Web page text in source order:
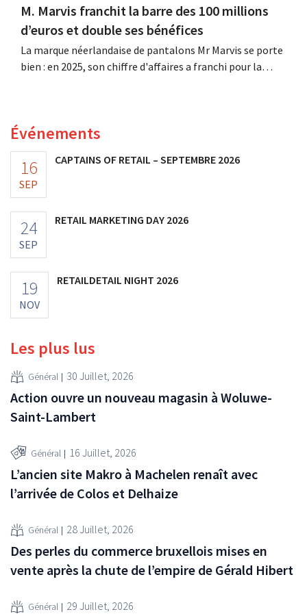
M. Marvis franchit la barre des 100 millions
d’euros et double ses bénéfices
La marque néerlandaise de pantalons Mr Marvis se porte
bien : en 2025, son chiffre d'affaires a franchi pour la
Événements
16
SEP
CAPTAINS OF RETAIL – SEPTEMBRE 2026
24
SEP
RETAIL MARKETING DAY 2026
19
NOV
RETAILDETAIL NIGHT 2026
Les plus lus
Général 30 Juillet, 2026
Action ouvre un nouveau magasin à Woluwe-
Saint-Lambert
Général 16 Juillet, 2026
L’ancien site Makro à Machelen renaît avec
l’arrivée de Colos et Delhaize
Général 28 Juillet, 2026
Des perles du commerce bruxellois mises en
vente après la chute de l’empire de Gérald Hibert
Général 29 Juillet, 2026